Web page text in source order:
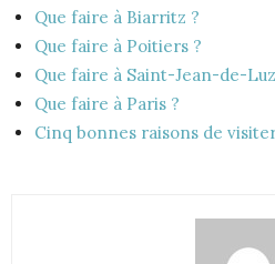
Que faire à Biarritz ?
Que faire à Poitiers ?
Que faire à Saint-Jean-de-
Que faire à Paris ?
Cinq bonnes raisons de